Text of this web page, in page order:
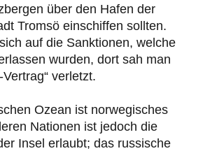
über den Hafen der
Tromsö einschiffen sollten.
auf die Sanktionen, welche
wurden, dort sah man
verletzt.
Ozean ist norwegisches
Nationen ist jedoch die
Insel erlaubt; das russische